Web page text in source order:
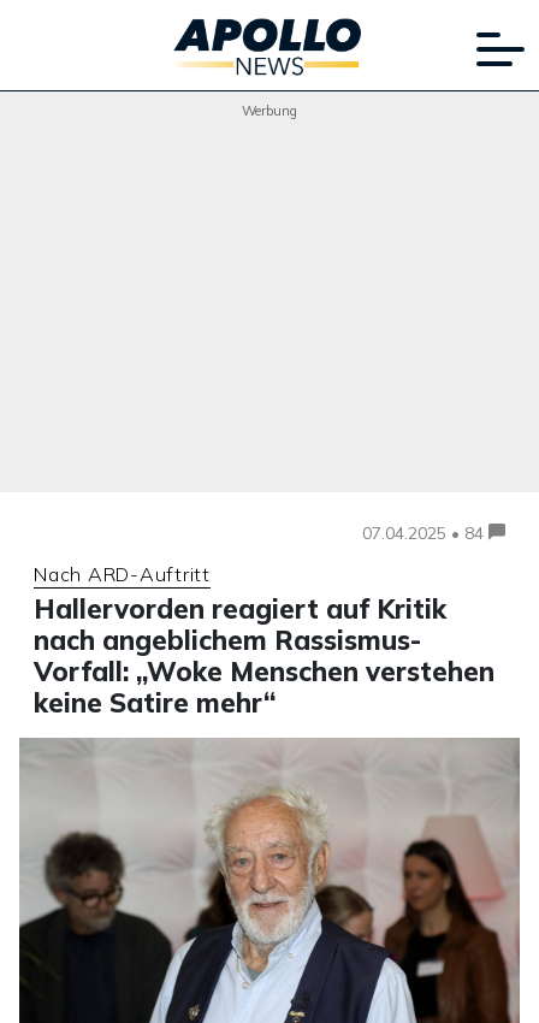
Werbung
07.04.2025 • 84
Nach ARD-Auftritt
Hallervorden reagiert auf Kritik
nach angeblichem Rassismus-
Vorfall: „Woke Menschen verstehen
keine Satire mehr“